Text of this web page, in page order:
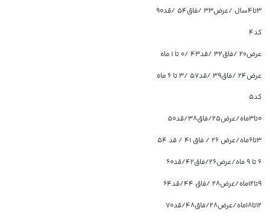
۳تا۴سال /عرض۳۳ /فاق۵۴ /قد۹۰
کد4
عرض۲۰ /فاق۳۲ /قد۴۳ /۰ تا ۱ ماه
عرض۲۴ /فاق۳۹ /قد۵۷ /۳ تا ۶ ماه
کد5
۰تا۳ماه/عرض۲۵/فاق۳۸/قد۵۰
۳تا۶ماه/عرض ۲۶ / فاق ۴۱ / قد ۵۴
۶ تا ۹ ماه/عرض۲۶/فاق۴۲/قد۶۰
۹تا۱۲ماه/عرض۲۸ /فاق ۴۴/قد۶۴
۱۲تا۱۸ماه/عرض۲۸/فاق۴۸/قد۷۰